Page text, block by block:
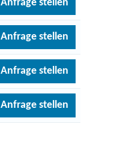
Anfrage stellen
Anfrage stellen
Anfrage stellen
Anfrage stellen